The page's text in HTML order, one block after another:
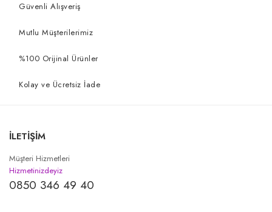
Güvenli Alışveriş
Mutlu Müşterilerimiz
%100 Orijinal Ürünler
Kolay ve Ücretsiz İade
İLETİŞİM
Müşteri Hizmetleri
Hizmetinizdeyiz
0850 346 49 40